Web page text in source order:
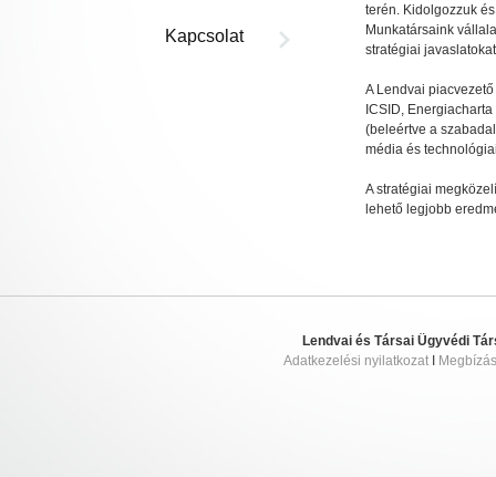
Kapcsolat
terén. Kidolgozzuk
Munkatársaink
stratégiai
A Lendvai
ICSID,
(beleértve a
média és
A stratégiai
lehető legjobb
Lendvai és Társai Ügyvédi
Adatkezelési nyilatkozat